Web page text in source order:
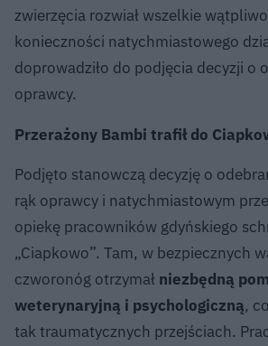
zwierzęcia rozwiał wszelkie
konieczności natychmiastowego
doprowadziło do podjęcia decyzji o
oprawcy.
Przerażony Bambi trafił do
Podjęto stanowczą decyzję o
rąk oprawcy i natychmiastowym
opiekę pracowników gdyńskiego
„Ciapkowo”. Tam, w bezpiecznych
czworonóg otrzymał niezbędną
weterynaryjną i psychologiczną,
tak traumatycznych przejściach.